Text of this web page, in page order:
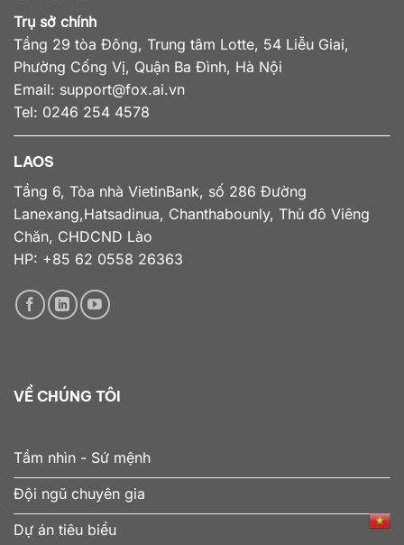
Trụ sở chính
Tầng 29 tòa Đông, Trung tâm Lotte, 54 Liễu Giai,
Phường Cống Vị, Quận Ba Đình, Hà Nội
Email: support@fox.ai.vn
Tel: 0246 254 4578
LAOS
Tầng 6, Tòa nhà VietinBank, số 286 Đường
Lanexang,Hatsadinua, Chanthabounly, Thủ đô Viêng
Chăn, CHDCND Lào
HP: +85 62 0558 26363
VỀ CHÚNG TÔI
Tầm nhìn - Sứ mệnh
Đội ngũ chuyên gia
Dự án tiêu biểu